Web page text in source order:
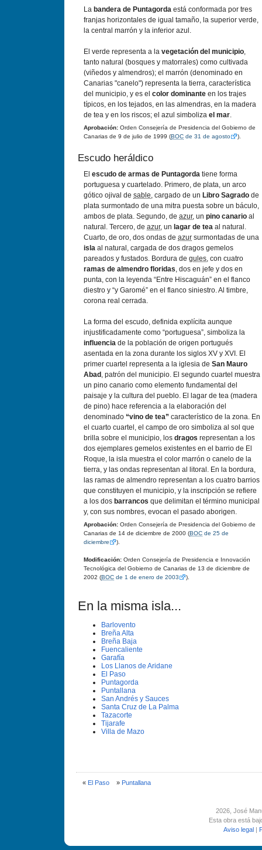
La bandera de Puntagorda está conformada por tres
franjas horizontales de igual tamaño, la superior verde,
la central marrón y la inferior azul.
El verde representa a la vegetación del municipio,
tanto natural (bosques y matorrales) como cultivada
(viñedos y almendros); el marrón (denominado en
Canarias "canelo") representa la tierra, característica
del municipio, y es el color dominante en los trajes
típicos, en los tejados, en las almendras, en la madera
de tea y en los riscos; el azul simboliza el mar.
Aprobación: Orden Consejería de Presidencia del Gobierno de
Canarias de 9 de julio de 1999 (BOC de 31 de agosto ).
Escudo heráldico
El escudo de armas de Puntagorda tiene forma
portuguesa y cuartelado. Primero, de plata, un arco
gótico ojival de sable, cargado de un Libro Sagrado de
plata surmontado de una mitra puesta sobre un báculo,
ambos de plata. Segundo, de azur, un pino canario al
natural. Tercero, de azur, un lagar de tea al natural.
Cuarto, de oro, dos ondas de azur surmontadas de una
isla al natural, cargada de dos dragos gemelos
pareados y fustados. Bordura de gules, con cuatro
ramas de almendro floridas, dos en jefe y dos en
punta, con la leyenda “Entre Hiscaguán” en el flanco
diestro y “y Garomé” en el flanco siniestro. Al timbre,
corona real cerrada.
La forma del escudo, definida explícita aunque
injustificadamente como “portuguesa”, simboliza la
influencia de la población de origen portugués
asentada en la zona durante los siglos XV y XVI. El
primer cuartel representa a la iglesia de San Mauro
Abad , patrón del municipio. El segundo cuartel muestra
un pino canario como elemento fundamental del
paisaje y la cultura del pueblo. El lagar de tea (madera
de pino) hace referencia a la elaboración del
denominado “vino de tea” característico de la zona. En
el cuarto cuartel, el campo de oro simboliza al sol que
brilla sobre el municipio, los dragos representan a los
dos ejemplares gemelos existentes en el barrio de El
Roque, la isla muestra el color marrón o canelo de la
tierra, y las ondas representan al litoral. En la bordura,
las ramas de almendro representan a los cuatro barrios
que constituyen el municipio, y la inscripción se refiere
a los dos barrancos que delimitan el término municipal
y, con sus nombres, evocan el pasado aborigen.
Aprobación: Orden Consejería de Presidencia del Gobierno de
Canarias de 14 de diciembre de 2000 (BOC de 25 de
diciembre
).
Modificación: Orden Consejería de Presidencia e Innovación
Tecnológica del Gobierno de Canarias de 13 de diciembre de
2002 (BOC de 1 de enero de 2003 ).
En la misma isla...
Barlovento
Breña Alta
Breña Baja
Fuencaliente
Garafí­a
Los Llanos de Aridane
El Paso
Puntagorda
Puntallana
San Andrés y Sauces
Santa Cruz de La Palma
Tazacorte
Tijarafe
Villa de Mazo
« El Paso» Puntallana
2026, José
Esta obra está
Aviso legal |